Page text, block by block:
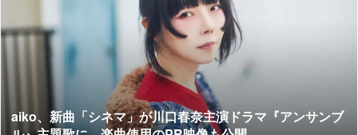
aiko、新曲「シネマ」が川口春奈主演ドラマ『アンサンブ